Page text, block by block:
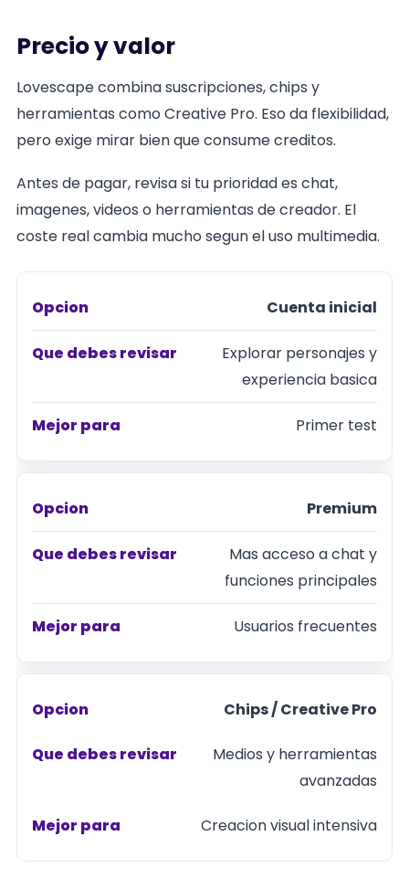
Precio y valor
Lovescape combina suscripciones, chips y
herramientas como Creative Pro. Eso da flexibilidad,
pero exige mirar bien que consume creditos.
Antes de pagar, revisa si tu prioridad es chat,
imagenes, videos o herramientas de creador. El
coste real cambia mucho segun el uso multimedia.
Opcion
revisar
Mejor
para
Cuenta inicial
Explorar personajes y
experiencia basica
Primer test
Premium
Mas acceso a chat y
funciones principales
Usuarios frecuentes
Chips / Creative Pro
Medios y herramientas
avanzadas
Creacion visual intensiva